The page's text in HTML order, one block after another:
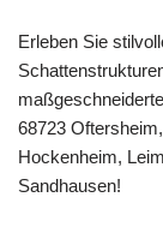
Erleben Sie
68723 Oftersheim,
Hockenheim,
Sandhausen!